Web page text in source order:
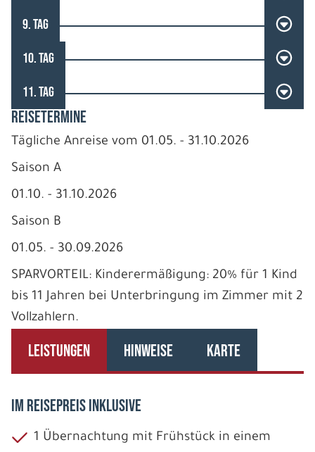
9. TAG
10. TAG
11. TAG
REISETERMINE
Tägliche Anreise vom 01.05. - 31.10.2026
Saison A
01.10. - 31.10.2026
Saison B
01.05. - 30.09.2026
SPARVORTEIL: Kinderermäßigung: 20% für 1 Kind
bis 11 Jahren bei Unterbringung im Zimmer mit 2
Vollzahlern.
LEISTUNGEN HINWEISE KARTE
IM REISEPREIS INKLUSIVE
1 Übernachtung mit Frühstück in einem